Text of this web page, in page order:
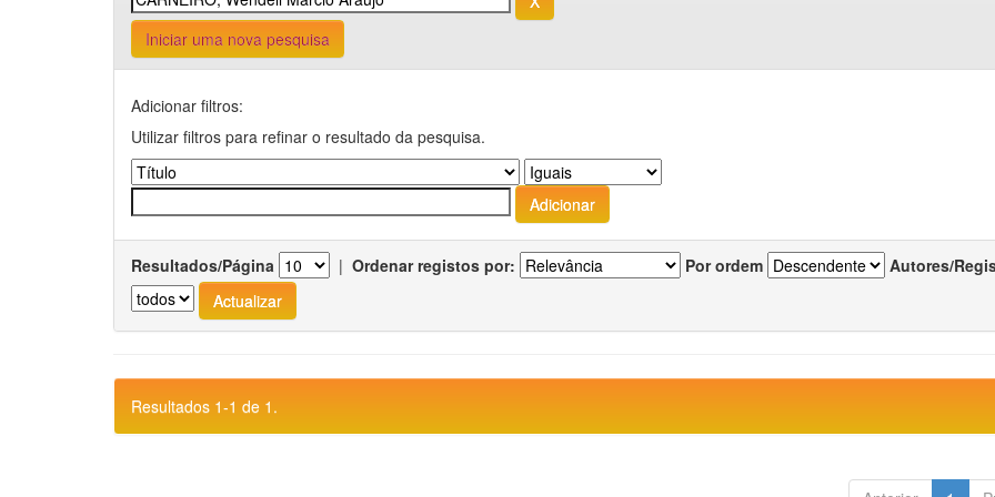
Iniciar uma nova pesquisa
Adicionar filtros:
Utilizar filtros para refinar o resultado da pesquisa.
Resultados/Página | Ordenar registos por: Por ordem Autores/
Resultados 1-1 de 1.